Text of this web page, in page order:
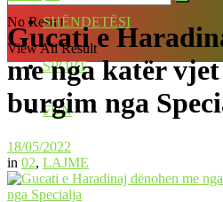
No Result
View All Result
SHËNDETËSI
SPORT
FUN
Gucati e
me nga katër
burgim nga
18/05/2022
in 02, LAJME